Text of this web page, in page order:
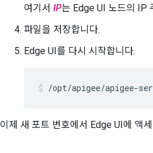
여기서 IP는 Edge UI 노드의 IP
파일을 저장합니다.
Edge UI를 다시 시작합니다.
/opt/apigee/apigee-
이제 새 포트 번호에서 Edge UI에 액